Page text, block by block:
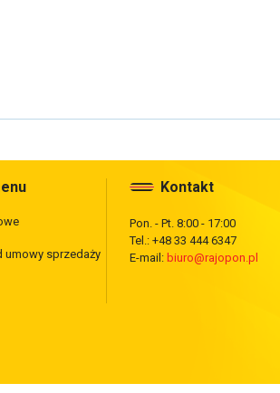
umowy sprzedaży
Kontakt
Pon. - Pt. 8:00 - 17:00
Tel.: +48 33 444 6347
E-mail: biuro@rajopon.pl